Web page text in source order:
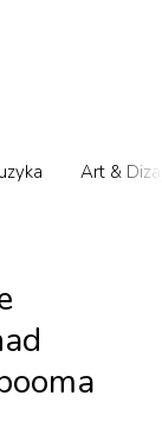
Art &